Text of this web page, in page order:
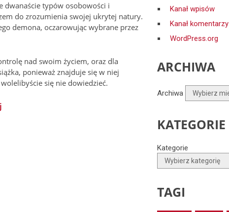
dwanaście typów osobowości i
do zrozumienia swojej ukrytej natury.
demona, oczarowując wybrane przez
nad swoim życiem, oraz dla
ponieważ znajduje się w niej
się nie dowiedzieć.
Kanał wpisów
Kanał komentarzy
WordPress.org
ARCHIWA
Archiwa
KATEGORIE
Kategorie
TAGI